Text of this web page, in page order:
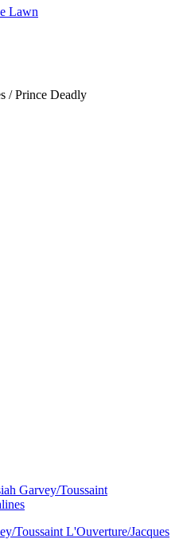
/ Prince Deadly
Toussaint L'Ouverture/Jacques